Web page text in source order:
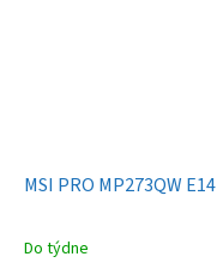
MSI PRO MP273QW E14
Do týdne